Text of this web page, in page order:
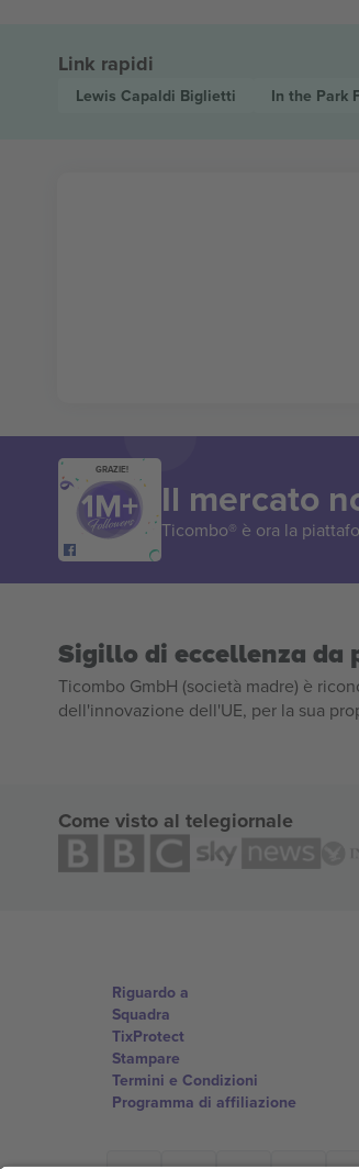
Link rapidi
Lewis Capaldi Biglietti In the Park
GRAZIE!
Il mercato
Ticombo® è ora la
Sigillo di eccellenza da
Ticombo GmbH (società madre) è
dell'innovazione dell'UE, per la sua
Come visto al telegiornale
Riguardo a
Squadra
TixProtect
Stampare
Termini e Condizioni
Programma di affiliazione